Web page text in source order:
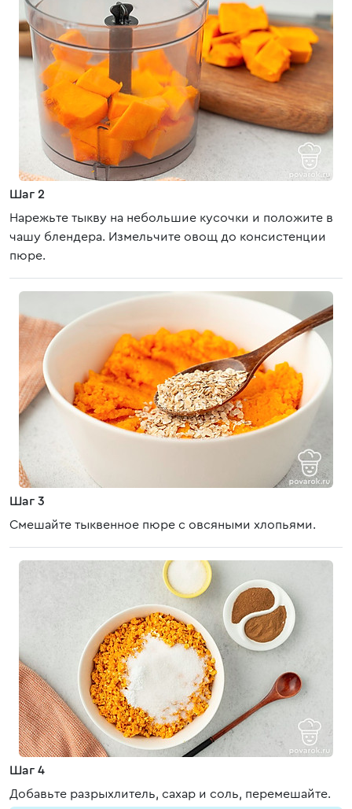
Шаг 2
Нарежьте тыкву на небольшие кусочки и положите в
чашу блендера. Измельчите овощ до консистенции
пюре.
Шаг 3
Смешайте тыквенное пюре с овсяными хлопьями.
Шаг 4
Добавьте разрыхлитель, сахар и соль, перемешайте.